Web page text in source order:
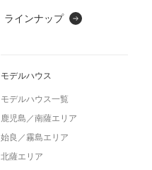
ラインナップ
モデルハウス
モデルハウス一覧
鹿児島／南薩エリア
始良／霧島エリア
北薩エリア